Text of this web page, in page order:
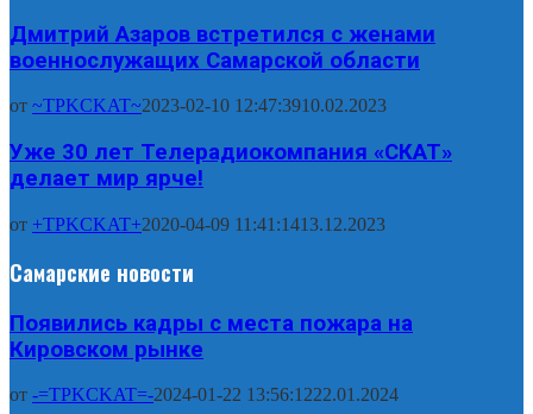
Дмитрий Азаров встретился с женами
военнослужащих Самарской области
от ~TPKCKAT~2023-02-10 12:47:3910.02.2023
Уже 30 лет Телерадиокомпания «СКАТ»
делает мир ярче!
от +TPKCKAT+2020-04-09 11:41:1413.12.2023
Самарские новости
Появились кадры с места пожара на
Кировском рынке
от -=TPKCKAT=-2024-01-22 13:56:1222.01.2024